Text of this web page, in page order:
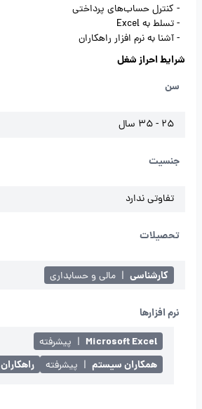
- کنترل حساب‌های پرداختی
- تسلط به Excel
- آشنا به نرم افزار راهکاران
شرایط احراز شغل
سن
25 - 35 سال
جنسیت
تفاوتی ندارد
تحصیلات
کارشناسی | مالی و حسابداری
نرم افزارها
Microsoft Excel
| پیشرفته
همکاران سیستم | پیشرفته راهکاران